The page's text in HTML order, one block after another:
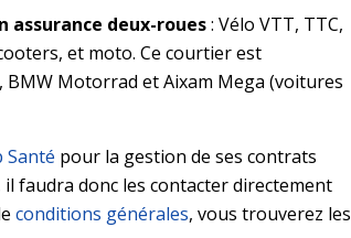
assurance deux-roues: Vélo VTT, TTC,
et moto. Ce courtier est
Motorrad et Aixam Mega (voitures
Santé pour la gestion de ses contrats
faudra donc les contacter directement
conditions générales, vous trouverez les